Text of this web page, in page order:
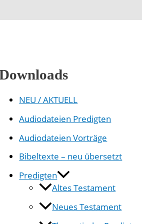
NEU / AKTUELL
Audiodateien Predigten
Audiodateien Vorträge
Bibeltexte – neu übersetzt
Predigten
Altes Testament
Neues Testament